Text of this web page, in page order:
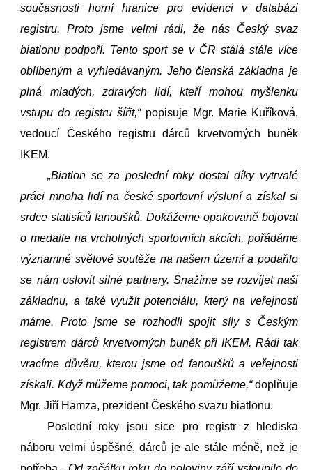
současnosti horní hranice pro evidenci v databázi
registru. Proto jsme velmi rádi, že nás Český svaz
biatlonu podpoří. Tento sport se v ČR stálá stále více
oblíbeným a vyhledávaným. Jeho členská základna je
plná mladých, zdravých lidí, kteří mohou myšlenku
vstupu do registru šířit,“popisuje Mgr. Marie Kuříková,
vedoucí Českého registru dárců krvetvorných buněk
IKEM.
„Biatlon se za poslední roky dostal díky vytrvalé
práci mnoha lidí na české sportovní výsluní a získal si
srdce statisíců fanoušků. Dokážeme opakovaně bojovat
o medaile na vrcholných sportovních akcích, pořádáme
významné světové soutěže na našem území a podařilo
se nám oslovit silné partnery. Snažíme se rozvíjet naši
základnu, a také využít potenciálu, který na veřejnosti
máme. Proto jsme se rozhodli spojit síly s Českým
registrem dárců krvetvorných buněk při IKEM. Rádi tak
vracíme důvěru, kterou jsme od fanoušků a veřejnosti
získali. Když můžeme pomoci, tak pomůžeme,“doplňuje
Mgr. Jiří Hamza, prezident Českého svazu biatlonu.
Poslední roky jsou sice pro registr z hlediska
náboru velmi úspěšné, dárců je ale stále méně, než je